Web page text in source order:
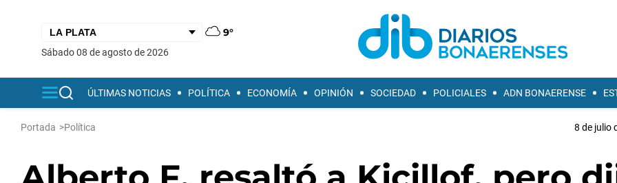
9°
sábado 08 de agosto de 2026
ÚLTIMAS NOTICIAS POLÍTICA ECONOMÍA OPINIÓN SOCIEDAD POLICIALES ADN BONAERENSE
Portada >Política 8 de julio